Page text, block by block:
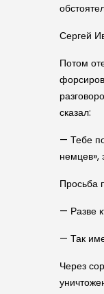
Сергей
Потом
сказал:
— Тебе
немцев»,
Просьба
— Разве
— Так
Через